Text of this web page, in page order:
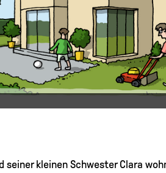
seiner kleinen Schwester Clara